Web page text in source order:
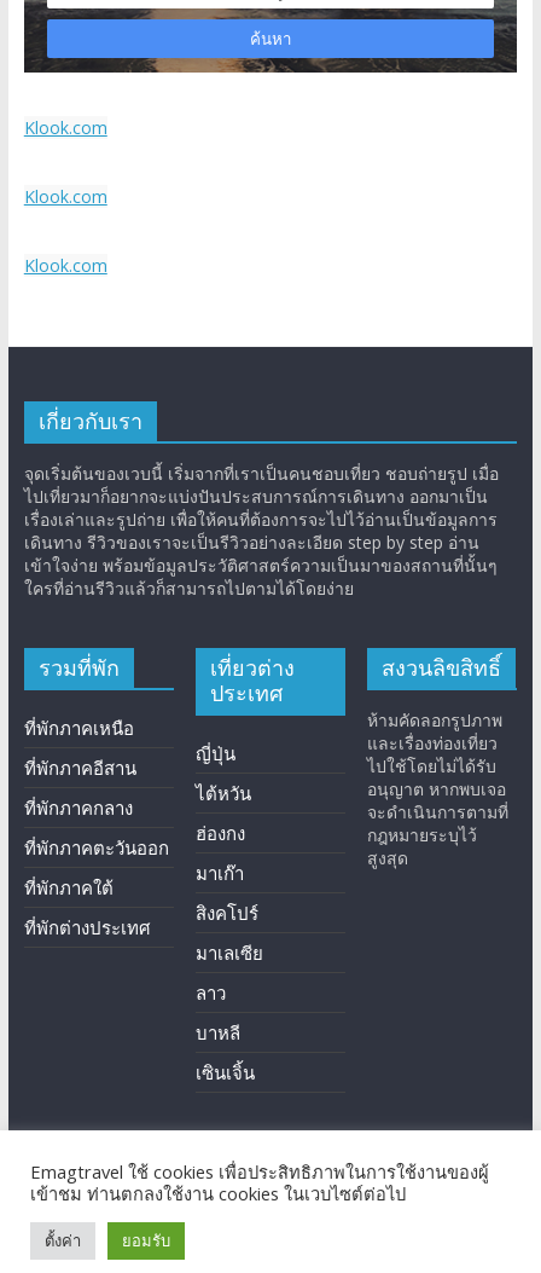
Klook.com
Klook.com
Klook.com
เกี่ยวกับเรา
จุดเริ่มต้นของเวบนี้ เริ่มจากที่เราเป็นคนชอบเที่ยว ชอบถ่ายรูป เมื่อ
ไปเที่ยวมาก็อยากจะแบ่งปันประสบการณ์การเดินทาง ออกมาเป็น
เรื่องเล่าและรูปถ่าย เพื่อให้คนที่ต้องการจะไปไว้อ่านเป็นข้อมูลการ
เดินทาง รีวิวของเราจะเป็นรีวิวอย่างละเอียด step by step อ่าน
เข้าใจง่าย พร้อมข้อมูลประวัติศาสตร์ความเป็นมาของสถานที่นั้นๆ
ใครที่อ่านรีวิวแล้วก็สามารถไปตามได้โดยง่าย
รวมที่พัก
ที่พักภาคเหนือ
ที่พักภาคอีสาน
ที่พักภาคกลาง
ที่พักภาคตะวันออก
ที่พักภาคใต้
ที่พักต่างประเทศ
เที่ยวต่าง
ประเทศ
ญี่ปุ่น
ไต้หวัน
ฮ่องกง
มาเก๊า
สิงคโปร์
มาเลเซีย
ลาว
บาหลี
เซินเจิ้น
สงวนลิขสิทธิ์
ห้ามคัดลอกรูปภาพ
และเรื่องท่องเที่ยว
ไปใช้โดยไม่ได้รับ
อนุญาต หากพบเจอ
จะดำเนินการตามที่
กฎหมายระบุไว้
สูงสุด
Copyright © 2026EmagTravel. All rights reserved.
Emagtravel ใช้ cookies เพื่อประสิทธิภาพในการใช้งานของผู้
เข้าชม ท่านตกลงใช้งาน cookies ในเวบไซต์ต่อไป
ตั้งค่า ยอมรับ